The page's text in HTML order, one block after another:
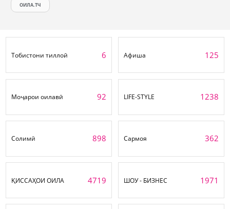
ОИЛА.ТЧ
Тобистони тиллоӣ 6 Афиша 125
Моҷарои оилавӣ 92 LIFE-STYLE 1238
Солимӣ 898 Сармоя 362
ҚИССАҲОИ ОИЛА 4719 ШОУ - БИЗНЕС 1971